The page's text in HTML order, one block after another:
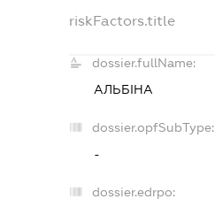
riskFactors.title
dossier.fullName:
АЛЬБІНА
dossier.opfSubType:
-
dossier.edrpo: